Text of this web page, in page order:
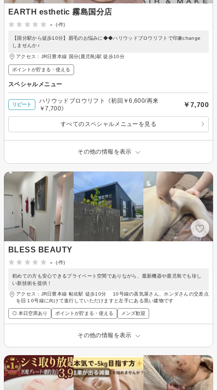
EARTH esthetic 霧島国分店
-
(-件)
【国分駅から徒歩10分】眉毛のお悩みに◆◆ハリウッドブロウリフトで印象change
しませんか♪
アクセス：JR日豊本線 国分(鹿児島)駅 徒歩10分
ポイントが貯まる・使える
スペシャルメニュー
リピート
ハリウッドブロウリフト《初回￥6,600/再来
￥7,700》
￥7,700
すべてのスペシャルメニューを見る
その他の情報を表示
BLESS BEAUTY
-
(-件)
初めての方も安心できるプライベート空間でありながら、最新機器や鹿児島でも珍し
い新技術を提供！
アクセス：JR日豊本線 帖佐駅 徒歩10分 10号線の蒸気屋さん、ホンダさんの交差点
を旧１0号線に向けて進行していただけますと左手にある黒い建物です
◎ 本日空席あり ポイントが貯まる・使える メンズ歓迎
その他の情報を表示